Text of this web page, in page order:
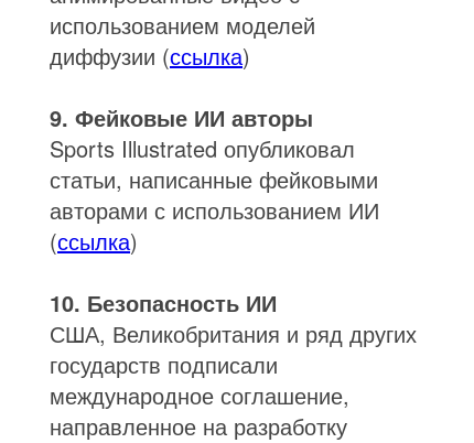
использованием моделей
диффузии (ссылка)
9. Фейковые ИИ авторы
Sports Illustrated опубликовал
статьи, написанные фейковыми
авторами с использованием ИИ
(ссылка)
10. Безопасность ИИ
США, Великобритания и ряд других
государств подписали
международное соглашение,
направленное на разработку